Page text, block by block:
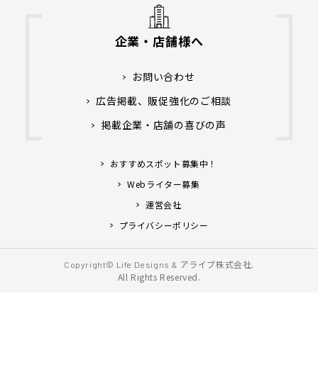
企業・店舗様へ
お問い合わせ
広告掲載、販促強化のご相談
掲載企業・店舗の喜びの声
おすすめスポット募集中！
Webライター募集
運営会社
プライバシーポリシー
Copyright© Life Designs & アライブ株式会社.
All Rights Reserved.